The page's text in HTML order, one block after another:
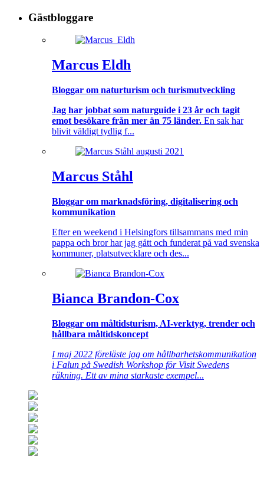
Gästbloggare
Marcus Eldh
Bloggar om naturturism och turismutveckling
Jag har jobbat som naturguide i 23 år och tagit
emot besökare från mer än 75 länder. En sak har
blivit väldigt tydlig f...
Marcus Ståhl
Bloggar om marknadsföring, digitalisering och
kommunikation
Efter en weekend i Helsingfors tillsammans med min
pappa och bror har jag gått och funderat på vad svenska
kommuner, platsutvecklare och des...
Bianca Brandon-Cox
Bloggar om måltidsturism, AI-verktyg, trender och
hållbara måltidskoncept
I maj 2022 föreläste jag om hållbarhetskommunikation
i Falun på Swedish Workshop för Visit Swedens
räkning. Ett av mina starkaste exempel...